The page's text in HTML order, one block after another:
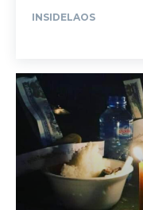
INSIDELAOS